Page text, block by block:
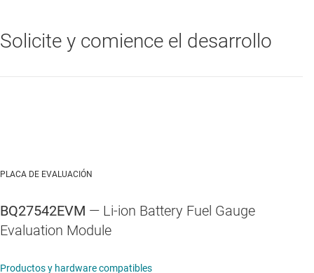
Solicite y comience el desarrollo
PLACA DE EVALUACIÓN
BQ27542EVM — Li-ion Battery Fuel Gauge
Evaluation Module
Productos y hardware compatibles